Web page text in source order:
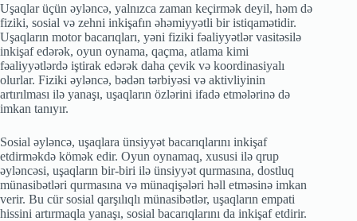
Uşaqlar üçün əyləncə, yalnızca zaman keçirmək deyil, həm də
fiziki, sosial və zehni inkişafın əhəmiyyətli bir istiqamətidir.
Uşaqların motor bacarıqları, yəni fiziki fəaliyyətlər vasitəsilə
inkişaf edərək, oyun oynama, qaçma, atlama kimi
fəaliyyətlərdə iştirak edərək daha çevik və koordinasiyalı
olurlar. Fiziki əyləncə, bədən tərbiyəsi və aktivliyinin
artırılması ilə yanaşı, uşaqların özlərini ifadə etmələrinə də
imkan tanıyır.
Sosial əyləncə, uşaqlara ünsiyyət bacarıqlarını inkişaf
etdirməkdə kömək edir. Oyun oynamaq, xususi ilə qrup
əyləncəsi, uşaqların bir-biri ilə ünsiyyət qurmasına, dostluq
münasibətləri qurmasına və münaqişələri həll etməsinə imkan
verir. Bu cür sosial qarşılıqlı münasibətlər, uşaqların empati
hissini artırmaqla yanaşı, sosial bacarıqlarını da inkişaf etdirir.